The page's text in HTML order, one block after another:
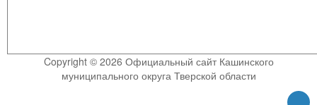
Copyright © 2026 Официальный сайт Кашинского
муниципального округа Тверской области